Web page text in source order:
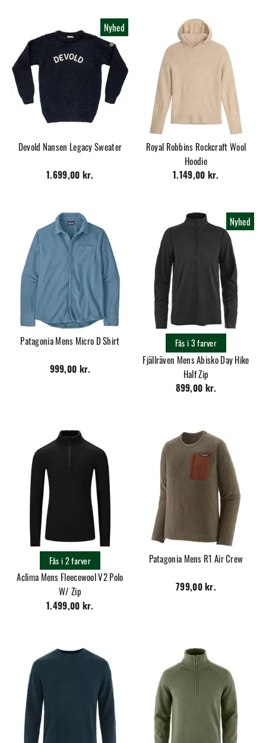
Nyhed
Devold Nansen Legacy Sweater
1.699,00 kr.
Royal Robbins Rockcraft Wool
Hoodie
1.149,00 kr.
Patagonia Mens Micro D Shirt
999,00 kr.
Nyhed
Fjällräven Mens Abisko Day Hike
Half Zip
899,00 kr.
Fås i 3 farver
Aclima Mens Fleecewool V2 Polo
W/ Zip
1.499,00 kr.
Fås i 2 farver Patagonia Mens R1 Air Crew
799,00 kr.